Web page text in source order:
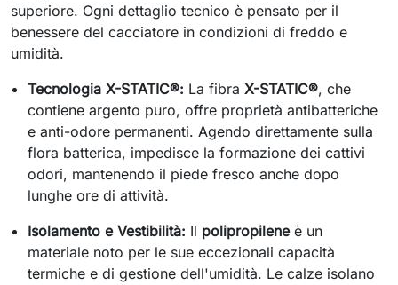
superiore. Ogni dettaglio tecnico è pensato per il
benessere del cacciatore in condizioni di freddo e
umidità.
Tecnologia X-STATIC®: La fibraX-STATIC®, che
contiene argento puro, offre proprietà antibatteriche
e anti-odore permanenti. Agendo direttamente sulla
flora batterica, impedisce la formazione dei cattivi
odori, mantenendo il piede fresco anche dopo
lunghe ore di attività.
Isolamento e Vestibilità: Il polipropileneè un
materiale noto per le sue eccezionali capacità
termiche e di gestione dell'umidità. Le calze isolano